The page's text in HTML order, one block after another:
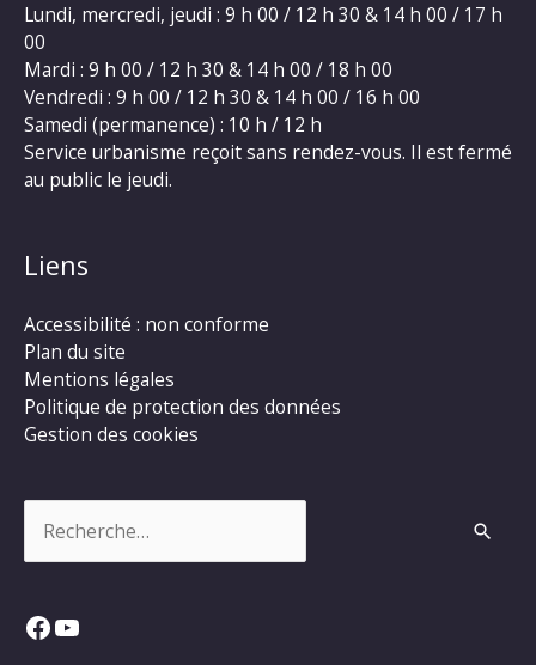
Lundi, mercredi, jeudi : 9 h 00 / 12 h 30 & 14 h 00 / 17 h
00
Mardi : 9 h 00 / 12 h 30 & 14 h 00 / 18 h 00
Vendredi : 9 h 00 / 12 h 30 & 14 h 00 / 16 h 00
Samedi (permanence) : 10 h / 12 h
Service urbanisme reçoit sans rendez-vous. Il est fermé
au public le jeudi.
Liens
Accessibilité : non conforme
Plan du site
Mentions légales
Politique de protection des données
Gestion des cookies
Facebook
YouTube